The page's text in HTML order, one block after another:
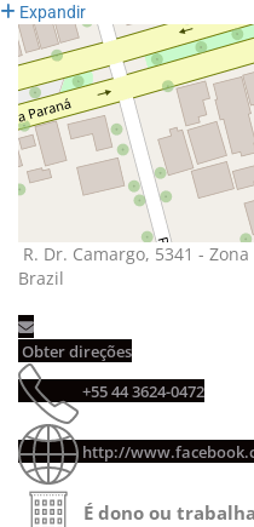
Expandir
R. Dr. Camargo, 5341 -
Brazil
Obter direções
+55 44 3624-0472
http://
É dono ou